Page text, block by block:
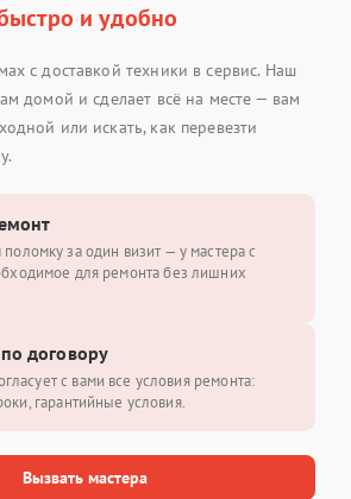
и удобно
с доставкой техники в сервис. Наш
домой и сделает всё на месте — вам
или искать, как перевезти
Вызвать мастера
за один визит — у мастера с
для ремонта без лишних
договору
с вами все условия ремонта:
гарантийные условия.